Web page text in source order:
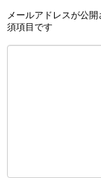
メールアドレスが公開
須項目です